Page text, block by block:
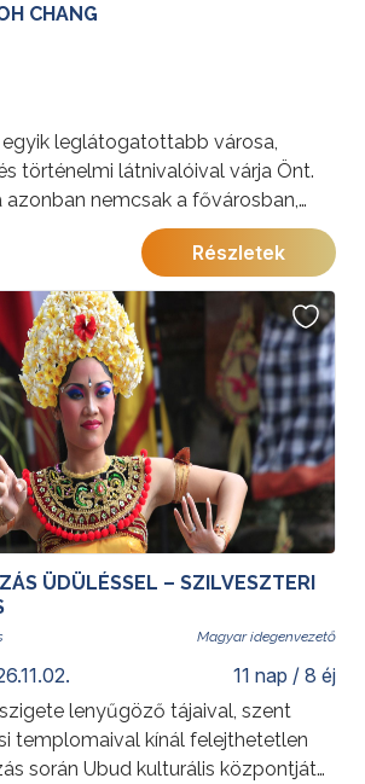
CHANG
egyik leglátogatottabb városa,
történelmi látnivalóival várja Önt.
nemcsak a fővárosban,
érintetlen természeti
– Ko Chang fehér
és trópusi dzsungele felejthetetlen
Részletek
ÜDÜLÉSSEL – SZILVESZTERI
Magyar idegenvezető
11 nap / 8 éj
lenyűgöző tájaival, szent
templomaival kínál felejthetetlen
során Ubud kulturális központjától